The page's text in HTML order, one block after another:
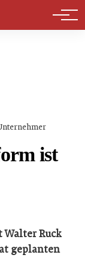
ist
Ruck
geplanten